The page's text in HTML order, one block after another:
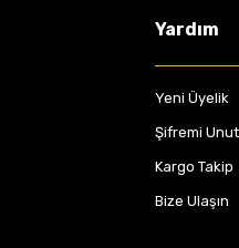
Yardım
Yeni Üyelik
Şifremi
Kargo Takip
Bize Ulaşın